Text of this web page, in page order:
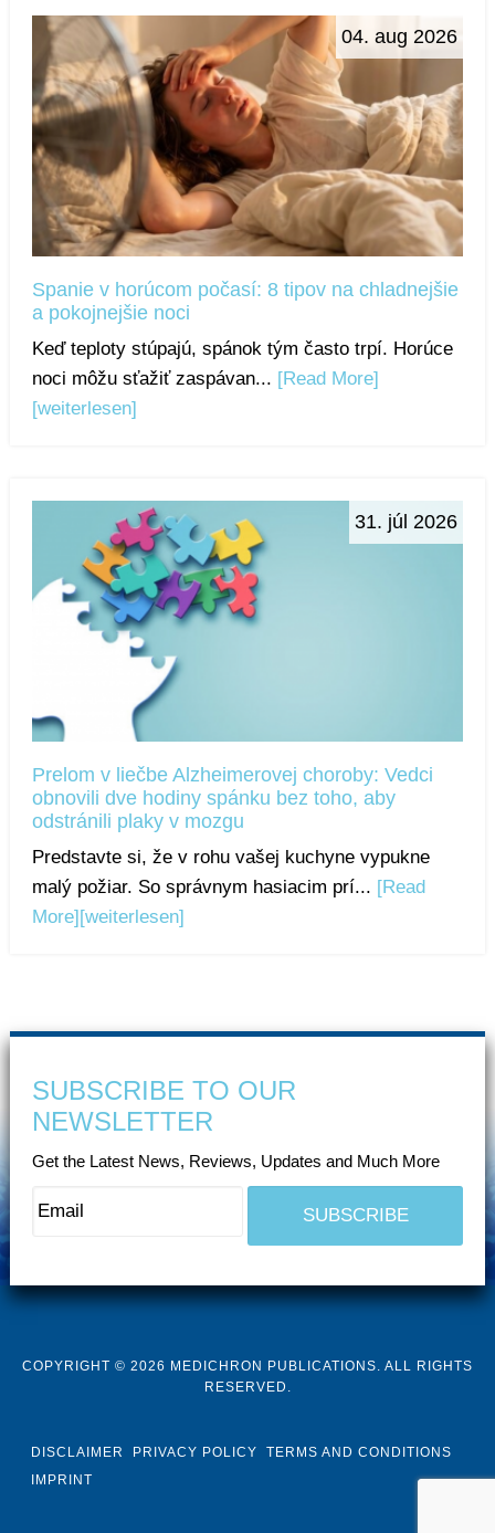
04. aug 2026
Spanie v horúcom počasí: 8 tipov na chladnejšie
a pokojnejšie noci
Keď teploty stúpajú, spánok tým často trpí. Horúce
noci môžu sťažiť zaspávan... [Read More]
[weiterlesen]
31. júl 2026
Prelom v liečbe Alzheimerovej choroby: Vedci
obnovili dve hodiny spánku bez toho, aby
odstránili plaky v mozgu
Predstavte si, že v rohu vašej kuchyne vypukne
malý požiar. So správnym hasiacim prí... [Read
More][weiterlesen]
SUBSCRIBE TO OUR
NEWSLETTER
Get the Latest News, Reviews, Updates and Much More
COPYRIGHT © 2026 MEDICHRON PUBLICATIONS. ALL RIGHTS
RESERVED.
DISCLAIMER PRIVACY POLICY
TERMS AND CONDITIONS
IMPRINT